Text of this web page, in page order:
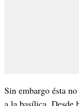
Sin embargo ésta
a la basílica. Desde